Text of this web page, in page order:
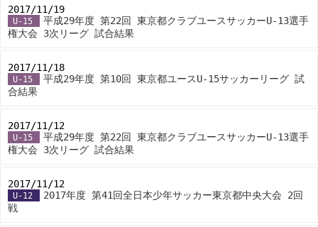
2017/11/19
U-15
平成29年度 第22回 東京都クラブユースサッカーU-13選手
権大会 3次リーグ 試合結果
2017/11/18
U-15
平成29年度 第10回 東京都ユースU-15サッカーリーグ 試
合結果
2017/11/12
U-15
平成29年度 第22回 東京都クラブユースサッカーU-13選手
権大会 3次リーグ 試合結果
2017/11/12
U-12
2017年度 第41回全日本少年サッカー東京都中央大会 2回
戦